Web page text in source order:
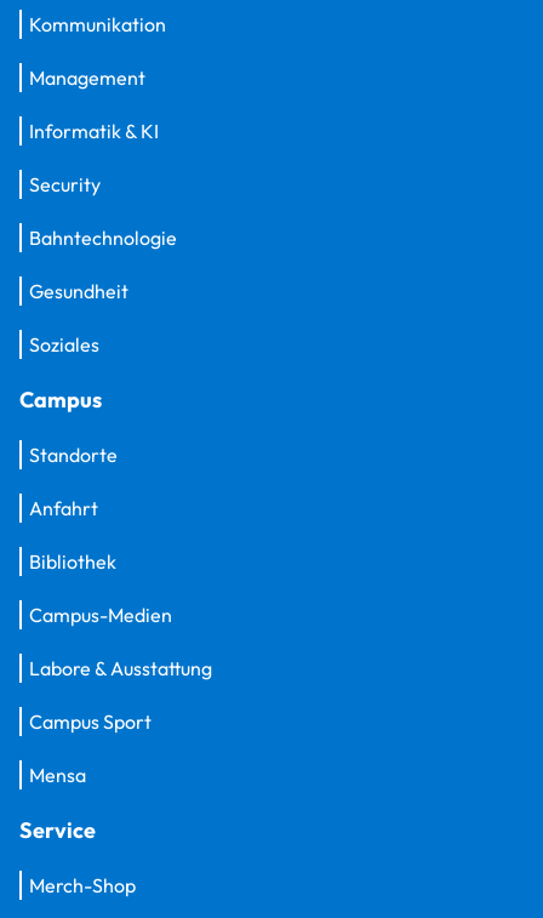
Kommunikation
Management
Informatik & KI
Security
Bahntechnologie
Gesundheit
Soziales
Campus
Standorte
Anfahrt
Bibliothek
Campus-Medien
Labore & Ausstattung
Campus Sport
Mensa
Service
Merch-Shop